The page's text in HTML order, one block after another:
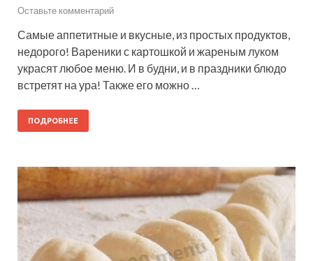
Оставьте комментарий
Самые аппетитные и вкусные, из простых продуктов,
недорого! Вареники с картошкой и жареным луком
украсят любое меню. И в будни, и в праздники блюдо
встретят на ура! Также его можно …
ПОДРОБНЕЕ